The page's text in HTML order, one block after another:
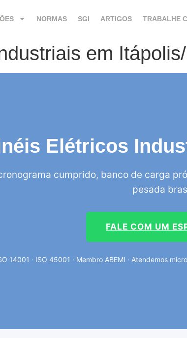
NORMAS SGI ARTIGOS TRABALHE
em
Elétricos
cumprido, banco de carga
pesada
FALE COM UM
14001 · ISO 45001 · Membro ABEMI · Atendemos